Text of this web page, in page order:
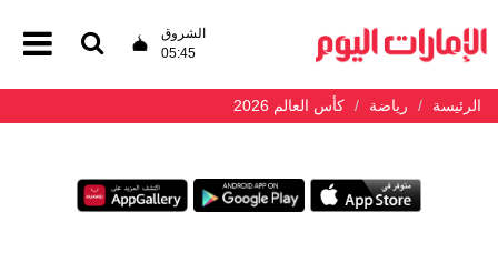
الشروق
05:45
الرئيسة رياضة كأس العالم 2026